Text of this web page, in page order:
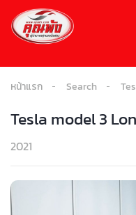
หน้าแรก Search
Tesla model 3
2021